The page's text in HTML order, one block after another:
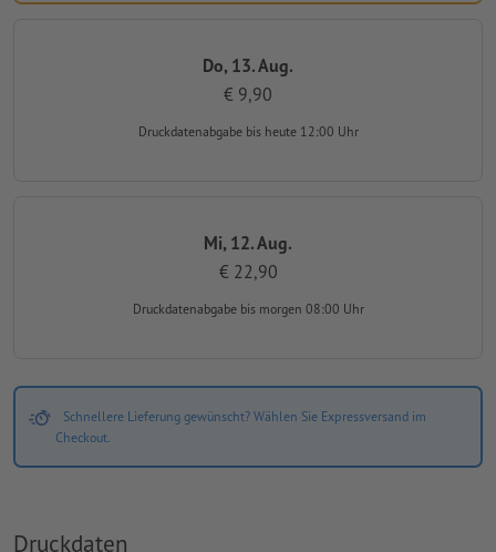
Do, 13. Aug.
€ 9,90
Druckdatenabgabe bis heute 12:00 Uhr
Mi, 12. Aug.
€ 22,90
Druckdatenabgabe bis morgen 08:00 Uhr
Schnellere Lieferung gewünscht? Wählen Sie Expressversand im
Checkout.
Druckdaten